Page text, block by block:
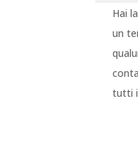
Hai la
un
tutti i